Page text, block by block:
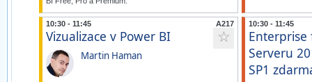
A217
10:30 - 11:45
☆
Vizualizace v Power BI
Martin Haman
10:30 - 11:45
Enterprise
Serveru
SP1